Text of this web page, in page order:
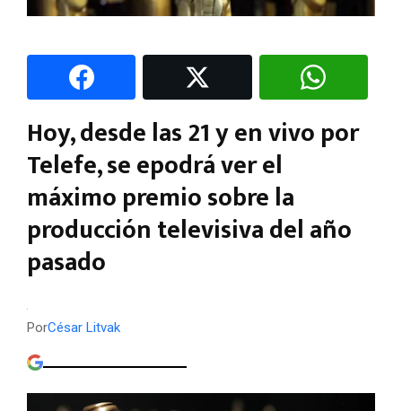
Hoy, desde las 21 y en vivo por
Telefe, se epodrá ver el
máximo premio sobre la
producción televisiva del año
pasado
PorCésar Litvak